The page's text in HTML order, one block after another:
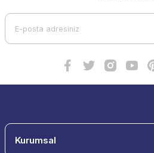
Kurumsal